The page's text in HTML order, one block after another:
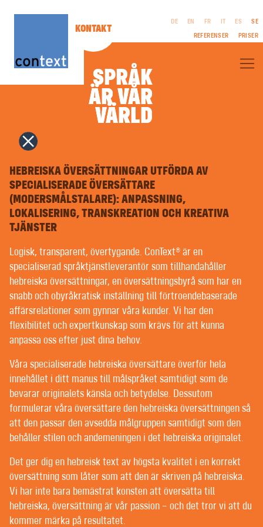
SPRÅK
ÄR VÅR
VÄRLD
ÄR VÅR
VÄRLD
DE EN FR IT ES
SE
REFERENSER
PRISER
FACKÖVERSÄTTNINGAR
LITTERÄRA ÖVERSÄTTNINGAR
FILM & TV | MANUS
FÖRETAGSPUBLIKATIONER
COPYWRITING | REKLAMTEXTER
PR | OFFENTLIGT ARBETE
NAMNGIVNING | VARUMÄRKEN
GRAFISK FORMGIVNING | MULTIMEDIA
TYPSÄTTNING PÅ FRÄMMANDE SPRÅK | PREPRESS
RÖSTINSPELNING | VOICEOVERS
SPRÅKUNDERVISNING | COACHNING
MASKINÖVERSÄTTNING MED ARTIFICIELL INTELLIGENS
POST-EDITING | SPRÅKGRANSKNING
TEXTREDIGERING OCH KORREKTURLÄSNING
VÄLKOMMEN TILL CONTEXT® –
ÖVERSÄTTNING | TEXTFÖRFATTANDE |
REDIGERING
FÖRMÅNSKUNDER FÅR BÄSTA MÖJLIGA
PERSONLIGA SERVICE HOS OSS. VILKEN TUR ATT
ALLA VÅRA KUNDER ÄR FÖRMÅNSKUNDER.
inte hävdar att de erbjuder sina kunder personlig
service som bygger på ömsesidigt förtroende – men
det kan tolkas på olika sätt.
Vissa språktjänstföretag har projektledare som ofta
RÄTTSLIGT
VILLKOR
INTEGRITETSPOLICY
HEBREISKA ÖVERSÄTTNINGAR UTFÖRDA AV
SPECIALISERADE ÖVERSÄTTARE
(MODERSMÅLSTALARE): ANPASSNING,
LOKALISERING, TRANSKREATION OCH KREATIVA
TJÄNSTER
Logisk, transparent, övertygande. ConText® är en
specialiserad språktjänstleverantör som tillhandahåller
hebreiska översättningar, en översättningsbyrå som har en
snabb och obyråkratisk inställning till förtroendebaserade
affärsrelationer som gynnar våra kunder. Vi har den
flexibilitet och expertkunskap som krävs för att kunna
anpassa oss efter just dina behov.
Våra specialiserade hebreiska översättare överför hela
innehållet i ditt manus till målspråket samtidigt som de
bevarar originalets känsla och betydelse. Dessutom
formulerar våra översättare den hebreiska översättningen så
att den passar den avsedda målgruppen samtidigt som den
behåller stilen och andemeningen i det hebreiska originalet.
Det ger dig en hebreisk text av högsta kvalitet i en korrekt
översättning som låter som att den är skriven på hebreiska.
Vi har inte bara bemästrat konsten att översätta till
hebreiska, översättning är vår passion – och det tror vi att du
kommer märka på resultatet.
KONTAKT